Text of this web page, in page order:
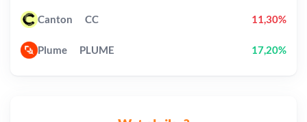
Canton CC 11,30%
Plume PLUME 17,20%